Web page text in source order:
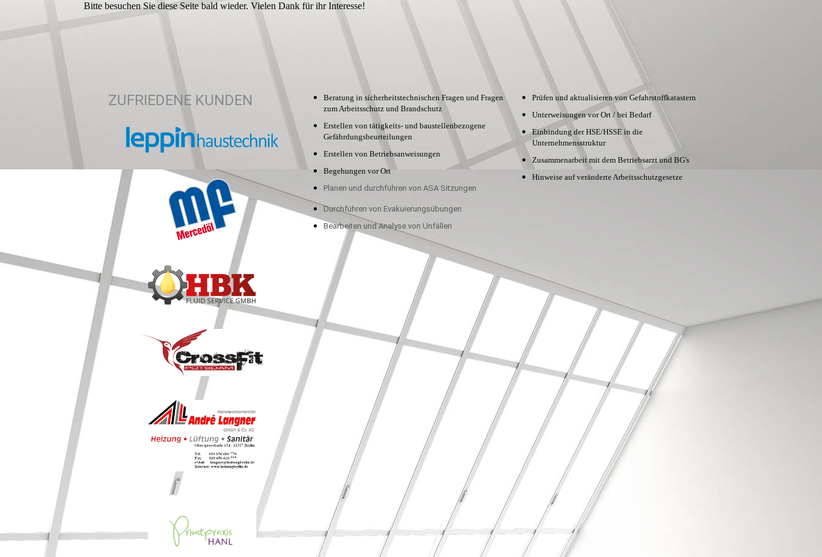
Bitte besuchen Sie diese Seite bald wieder. Vielen Dank für ihr Interesse!
ZUFRIEDENE KUNDEN
Beratung in sicherheitstechnischen Fragen und Fragen
zum Arbeitsschutz und Brandschutz
Erstellen von tätigkeits- und baustellenbezogene
Gefährdungsbeurteilungen
Erstellen von Betriebsanweisungen
Begehungen vor Ort
Planen und durchführen von ASA Sitzungen
Durchführen von Evakuierungsübungen
Bearbeiten und Analyse von Unfällen
Prüfen und aktualisieren von Gefahrstoffkatastern
Unterweisungen vor Ort / bei Bedarf
Einbindung der HSE/HSSE in die
Unternehmensstruktur
Zusammenarbeit mit dem Betriebsarzt und BG's
Hinweise auf veränderte Arbeitsschutzgesetze